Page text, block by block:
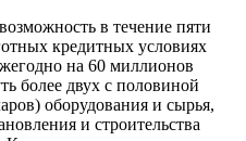
в течение пяти
кредитных условиях
на 60 миллионов
более двух с половиной
оборудования и сырья,
и строительства